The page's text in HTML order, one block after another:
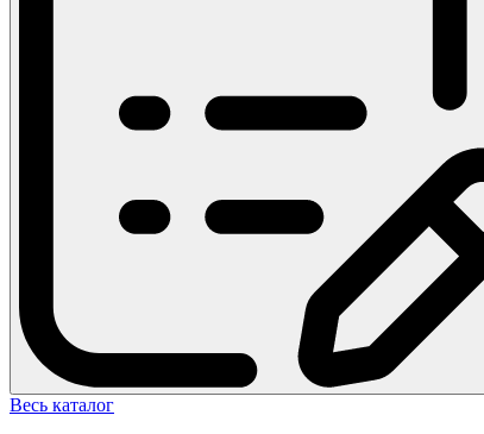
Весь каталог